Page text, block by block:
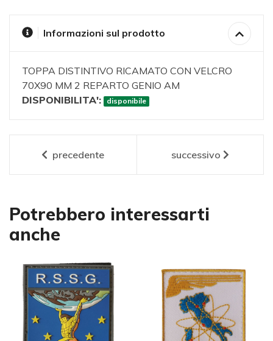
Informazioni sul prodotto
TOPPA DISTINTIVO RICAMATO CON VELCRO
70X90 MM 2 REPARTO GENIO AM
DISPONIBILITA':
disponibile
precedente successivo
Potrebbero interessarti
anche